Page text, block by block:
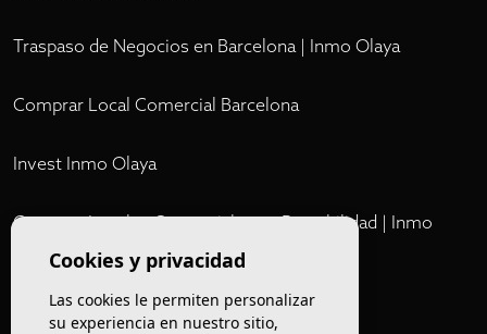
Traspaso de Negocios en Barcelona | Inmo Olaya
Comprar Local Comercial Barcelona
Invest Inmo Olaya
Comprar Locales Comerciales en Rentabilidad | Inmo
OlayaCookies y privacidad
Las cookies le permiten personalizar
su experiencia en nuestro sitio,